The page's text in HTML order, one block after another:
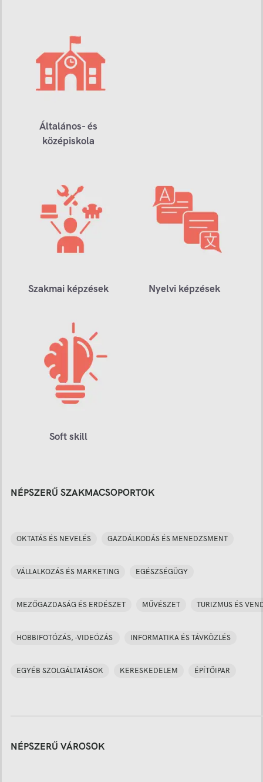
Általános- és
középiskola
Szakmai képzések Nyelvi képzések
Soft skill
NÉPSZERŰ SZAKMACSOPORTOK
OKTATÁS ÉS NEVELÉS GAZDÁLKODÁS ÉS MENEDZSMENT
VÁLLALKOZÁS ÉS MARKETING EGÉSZSÉGÜGY
MEZŐGAZDASÁG ÉS ERDÉSZET MŰVÉSZET TURIZMUS ÉS
HOBBIFOTÓZÁS, -VIDEÓZÁS INFORMATIKA ÉS TÁVKÖZLÉS
EGYÉB SZOLGÁLTATÁSOK KERESKEDELEM ÉPÍTŐIPAR
NÉPSZERŰ VÁROSOK